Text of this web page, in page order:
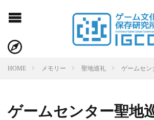
HOME メモリー 聖地巡礼 ゲームセ
ゲームセンター聖地